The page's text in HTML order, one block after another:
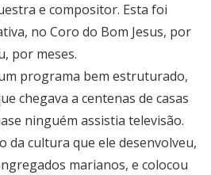
e compositor. Esta foi
no Coro do Bom Jesus, por
por meses.
programa bem estruturado,
chegava a centenas de casas
ninguém assistia televisão.
da cultura que ele desenvolveu,
marianos, e colocou